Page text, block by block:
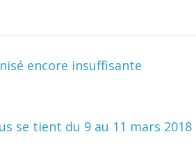
encore insuffisante
se tient du 9 au 11 mars 2018